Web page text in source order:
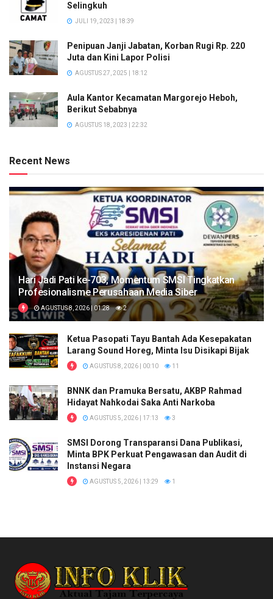
Selingkuh
JULI 19, 2023 | 18:39
Penipuan Janji Jabatan, Korban Rugi Rp. 220
Juta dan Kini Lapor Polisi
AGUSTUS 27, 2025 | 18:12
Aula Kantor Kecamatan Margorejo Heboh,
Berikut Sebabnya
AGUSTUS 18, 2023 | 22:32
Recent News
Hari Jadi Pati ke-703, Momentum SMSI Tingkatkan
Profesionalisme Perusahaan Media Siber
AGUSTUS 8, 2026 | 01:28 2
Ketua Pasopati Tayu Bantah Ada Kesepakatan
Larang Sound Horeg, Minta Isu Disikapi Bijak
AGUSTUS 8, 2026 | 00:10 11
BNNK dan Pramuka Bersatu, AKBP Rahmad
Hidayat Nahkodai Saka Anti Narkoba
AGUSTUS 5, 2026 | 17:13 3
SMSI Dorong Transparansi Dana Publikasi,
Minta BPK Perkuat Pengawasan dan Audit di
Instansi Negara
AGUSTUS 5, 2026 | 13:29 1